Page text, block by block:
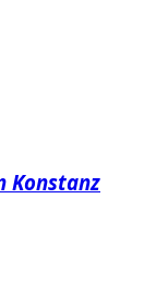
Konstanz